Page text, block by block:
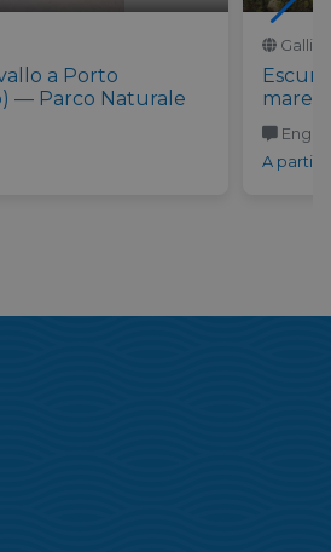
a Porto
— Parco Naturale
mare
A